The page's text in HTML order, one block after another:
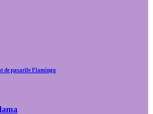
de pasarile Flamingo